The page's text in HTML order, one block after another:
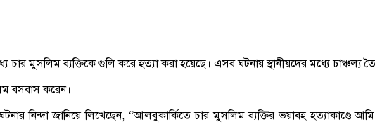
চার মুসলিম ব্যক্তিকে গুলি করে হত্যা করা হয়েছে। এসব ঘটনায় স্থানীয়দের মধ্যে
বসবাস করেন।
নিন্দা জানিয়ে লিখেছেন, “আলবুকার্কিতে চার মুসলিম ব্যক্তির ভয়াবহ হত্যাকাণ্ডে